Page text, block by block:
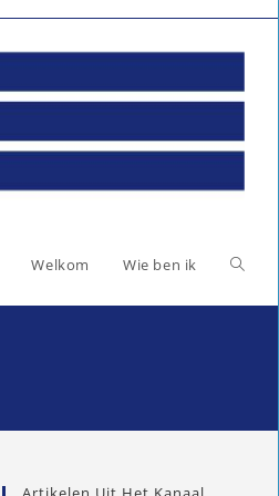
Welkom Wie ben ik Toggle
zoeken